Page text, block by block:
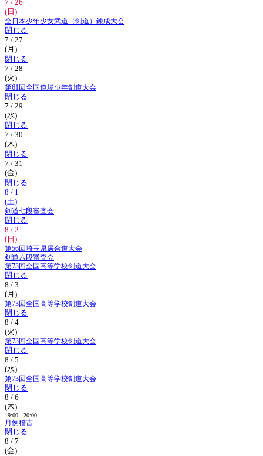
7 / 26
(日)
全日本少年少女武道（剣道）錬成大会
閉じる
7 / 27
(月)
閉じる
7 / 28
(火)
第61回全国道場少年剣道大会
閉じる
7 / 29
(水)
閉じる
7 / 30
(木)
閉じる
7 / 31
(金)
閉じる
8 / 1
(土)
剣道七段審査会
閉じる
8 / 2
(日)
第56回埼玉県居合道大会
剣道六段審査会
第73回全国高等学校剣道大会
閉じる
8 / 3
(月)
第73回全国高等学校剣道大会
閉じる
8 / 4
(火)
第73回全国高等学校剣道大会
閉じる
8 / 5
(水)
第73回全国高等学校剣道大会
閉じる
8 / 6
(木)
19:00 - 20:00
月例稽古
閉じる
8 / 7
(金)